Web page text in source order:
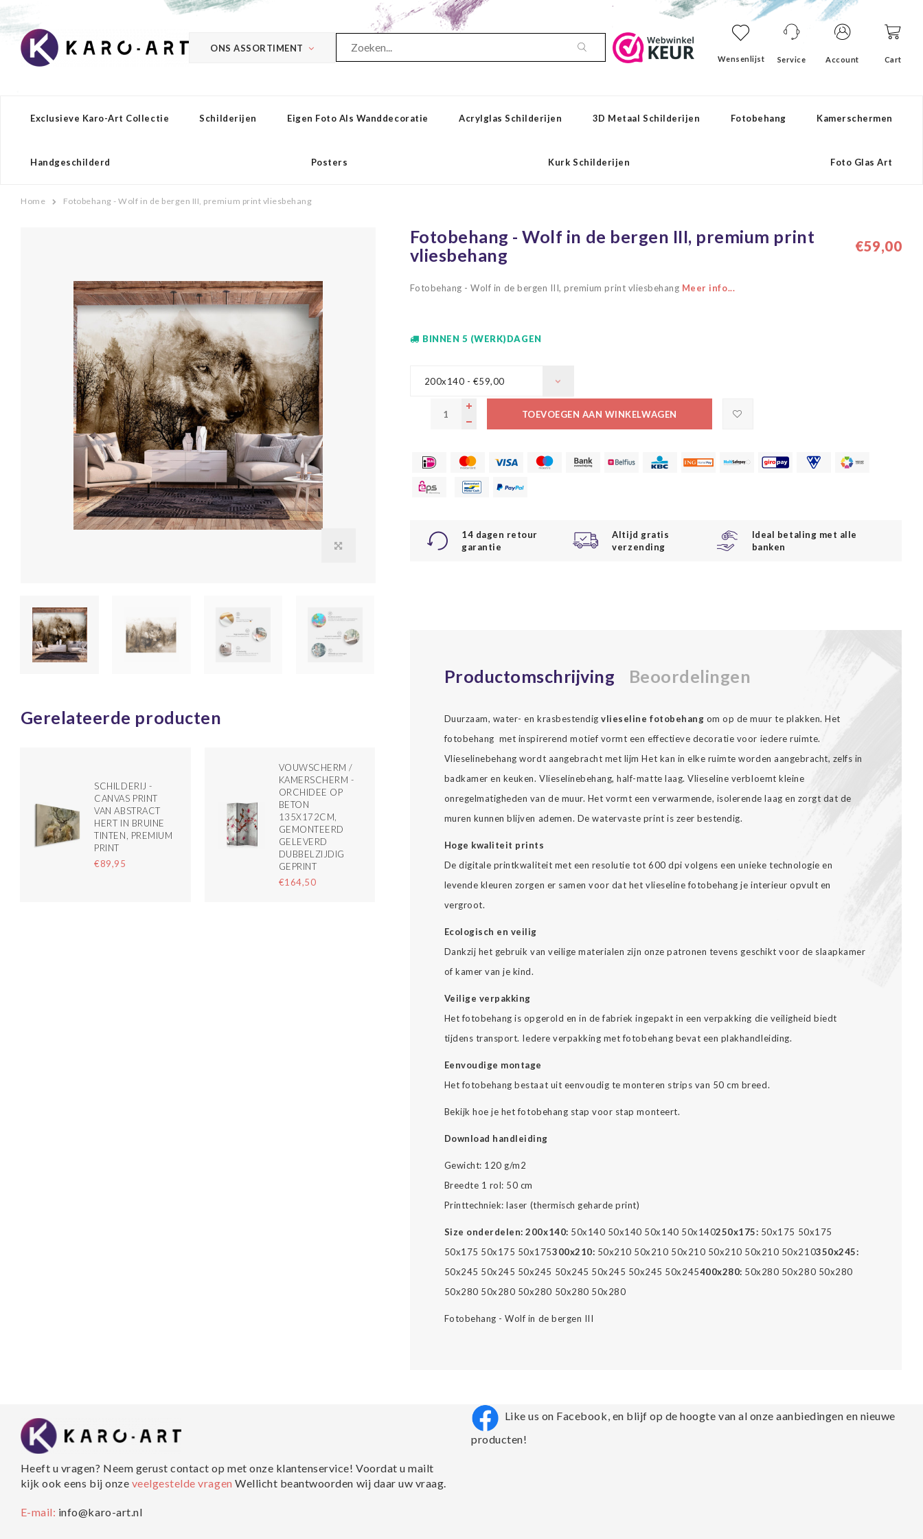
ONS ASSORTIMENT
Wensenlijst Service Account Cart
Exclusieve Karo-Art Collectie Schilderijen Eigen Foto Als Wanddecoratie Acrylglas Schilderijen 3D Metaal Schilderijen Fotobehang Kamerschermen
Handgeschilderd Posters Kurk Schilderijen Foto Glas Art
Home Fotobehang - Wolf in de bergen III, premium print vliesbehang
Gerelateerde producten
SCHILDERIJ -
CANVAS PRINT
VAN ABSTRACT
HERT IN BRUINE
TINTEN, PREMIUM
PRINT
€89,95
VOUWSCHERM /
KAMERSCHERM -
ORCHIDEE OP
BETON
135X172CM,
GEMONTEERD
GELEVERD
DUBBELZIJDIG
GEPRINT
€164,50
Fotobehang - Wolf in de bergen III, premium print
vliesbehang
€59,00
Fotobehang - Wolf in de bergen III, premium print vliesbehang Meer info...
BINNEN 5 (WERK)DAGEN
200x140 - €59,00
TOEVOEGEN AAN WINKELWAGEN
14 dagen retour
garantie
Altijd gratis
verzending
Ideal betaling met alle
banken
Productomschrijving Beoordelingen
Duurzaam, water- en krasbestendigvlieseline fotobehang om op de muur te plakken. Het
fotobehang met inspirerend motief vormt een effectieve decoratie voor iedere ruimte.
Vlieselinebehang wordt aangebracht met lijm Het kan in elke ruimte worden aangebracht, zelfs in
badkamer en keuken. Vlieselinebehang, half-matte laag. Vlieseline verbloemt kleine
onregelmatigheden van de muur. Het vormt een verwarmende, isolerende laag en zorgt dat de
muren kunnen blijven ademen. De watervaste print is zeer bestendig.
Hoge kwaliteit prints
De digitale printkwaliteit met een resolutie tot 600 dpi volgens een unieke technologie en
levende kleuren zorgen er samen voor dat het vlieseline fotobehang je interieur opvult en
vergroot.
Ecologisch en veilig
Dankzij het gebruik van veilige materialen zijn onze patronen tevens geschikt voor de slaapkamer
of kamer van je kind.
Veilige verpakking
Het fotobehang is opgerold en in de fabriek ingepakt in een verpakking die veiligheid biedt
tijdens transport. Iedere verpakking met fotobehang bevat een plakhandleiding.
Eenvoudige montage
Het fotobehang bestaat uit eenvoudig te monteren strips van 50 cm breed.
Bekijk hoe je het fotobehang stap voor stap monteert.
Download handleiding
Gewicht: 120 g/m2
Breedte 1 rol: 50 cm
Printtechniek: laser (thermisch geharde print)
Size onderdelen:200x140: 50x140 50x140 50x140 50x140250x175: 50x175 50x175
50x175 50x175 50x175300x210: 50x210 50x210 50x210 50x210 50x210 50x210350x245:
50x245 50x245 50x245 50x245 50x245 50x245 50x245400x280: 50x280 50x280 50x280
50x280 50x280 50x280 50x280 50x280
Fotobehang - Wolf in de bergen III
Heeft u vragen? Neem gerust contact op met onze klantenservice! Voordat u mailt
kijk ook eens bij onze veelgestelde vragenWellicht beantwoorden wij daar uw vraag.
E-mail: info@karo-art.nl
Like us on Facebook, en blijf op de hoogte van al onze aanbiedingen en nieuwe
producten!